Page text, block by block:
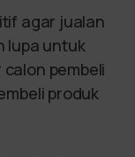
agar jualan
lupa untuk
pembeli
produk